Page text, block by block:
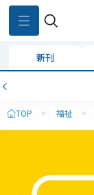
新刊
TOP > 福祉 >